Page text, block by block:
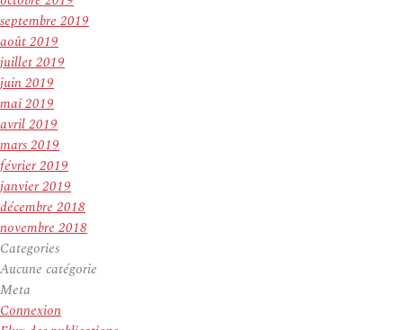
septembre 2019
août 2019
juillet 2019
juin 2019
mai 2019
avril 2019
mars 2019
février 2019
janvier 2019
décembre 2018
novembre 2018
Categories
Aucune catégorie
Meta
Connexion